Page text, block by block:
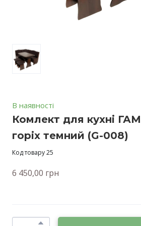
В наявності
Комлект для кухні
горіх темний (G-008)
Код товару 25
6 450,00 грн